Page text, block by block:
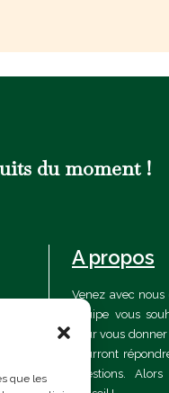
que les
du moment !
A propos
Venez avec nous
équipe vous
pour vous
pourront
questions.